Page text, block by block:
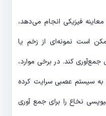
فیزیکی انجام می‌دهد،
است نمونه‌ای از زخم یا
جمع‌آوری کند. در برخی موارد،
سیستم عصبی سرایت کرده
نخاع را برای جمع آوری